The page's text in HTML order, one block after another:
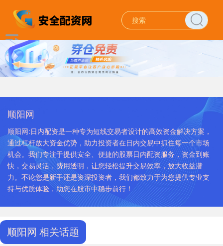
顺阳网
顺阳网:日内配资是一种专为短线交易者设计的高效资金解决方案，
通过杠杆放大资金优势，助力投资者在日内交易中抓住每一个市场
机会。我们专注于提供安全、便捷的股票日内配资服务，资金到账
快，交易灵活，费用透明，让您轻松提升交易效率，放大收益潜
力。不论您是新手还是资深投资者，我们都致力于为您提供专业支
持与优质体验，助您在股市中稳步前行！
顺阳网 相关话题